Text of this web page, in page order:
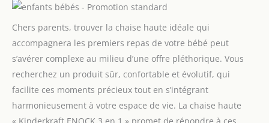
Chers parents, trouver la chaise haute idéale qui
accompagnera les premiers repas de votre bébé peut
s’avérer complexe au milieu d’une offre pléthorique. Vous
recherchez un produit sûr, confortable et évolutif, qui
facilite ces moments précieux tout en s’intégrant
harmonieusement à votre espace de vie. La chaise haute
« Kinderkraft ENOCK 3 en 1 » promet de répondre à ces